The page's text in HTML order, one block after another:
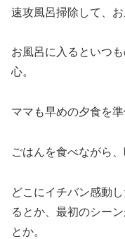
速攻風呂掃除して、お
お風呂に入るといつ
心。
ママも早めの夕食を準
ごはんを食べながら
どこにイチバン感動
るとか、最初のシー
とか。